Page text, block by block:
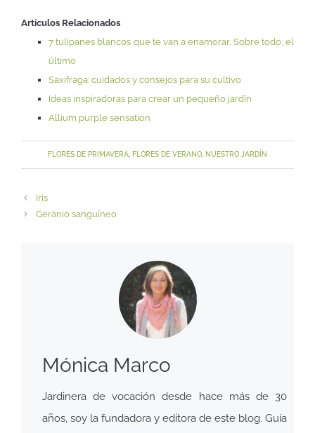
Artículos Relacionados
7 tulipanes blancos que te van a enamorar. Sobre todo, el
último
Saxifraga: cuidados y consejos para su cultivo
Ideas inspiradoras para crear un pequeño jardín
Allium purple sensation
FLORES DE PRIMAVERA, FLORES DE VERANO, NUESTRO JARDÍN
Iris
Geranio sanguíneo
Mónica Marco
Jardinera de vocación desde hace más de 30
años, soy la fundadora y editora de este blog. Guía